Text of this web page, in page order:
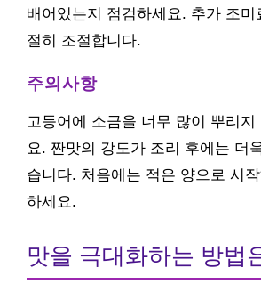
배어있는지 점검하세요. 추가 조미
절히 조절합니다.
주의사항
고등어에 소금을 너무 많이 뿌리지
요. 짠맛의 강도가 조리 후에는 더
습니다. 처음에는 적은 양으로 시
하세요.
맛을 극대화하는 방법